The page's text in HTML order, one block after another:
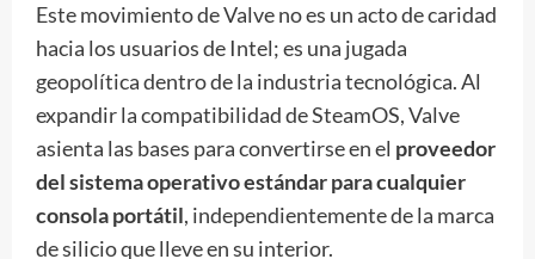
Este movimiento de Valve no es un acto de caridad
hacia los usuarios de Intel; es una jugada
geopolítica dentro de la industria tecnológica. Al
expandir la compatibilidad de SteamOS, Valve
asienta las bases para convertirse en el proveedor
del sistema operativo estándar para cualquier
consola portátil, independientemente de la marca
de silicio que lleve en su interior.